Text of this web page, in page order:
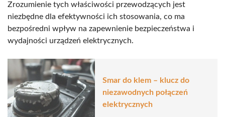
Zrozumienie tych właściwości przewodzących jest
niezbędne dla efektywności ich stosowania, co ma
bezpośredni wpływ na zapewnienie bezpieczeństwa i
wydajności urządzeń elektrycznych.
Smar do klem – klucz do
niezawodnych połączeń
elektrycznych